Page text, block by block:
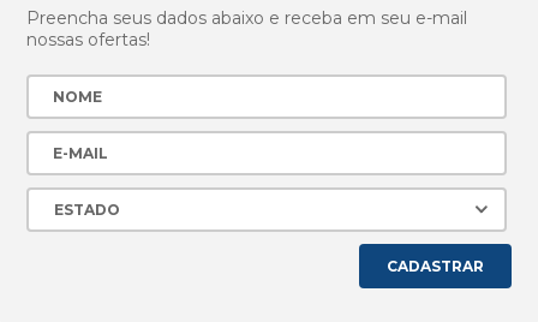
Preencha seus dados abaixo e receba em seu e-mail
nossas ofertas!
CADASTRAR